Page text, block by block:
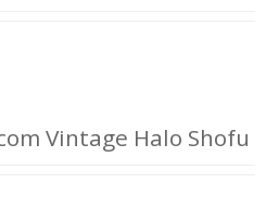
Vintage Halo Shofu